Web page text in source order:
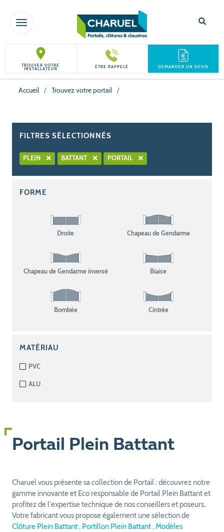
TOGGLE NAVIGATION
TROUVER VOTRE
INSTALLATEUR ÊTRE RAPPELÉ DEMANDER UN DEVIS
Accueil / Trouvez votre portail /
FILTRES SÉLECTIONNÉS
PLEIN BATTANT PORTAIL
FORME
Droite Chapeau de Gendarme
Chapeau de Gendarme inversé Biaise
Bombée Cintrée
MATÉRIAU
PVC
ALU
Portail Plein Battant
Charuel vous présente sa collection de Portail : découvrez notre
gamme innovante et Eco responsable de Portail Plein Battant et
profitez de l'expertise technique de nos conseillers et poseurs.
Votre fabricant vous propose également une sélection de
Clôture Plein Battant , Portillon Plein Battant ,Modèles